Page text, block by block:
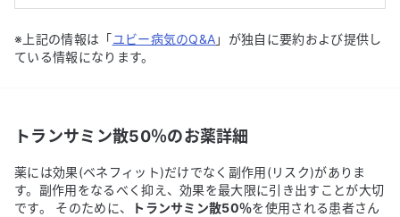
※上記の情報は「ユビー病気のQ&A」が独自に要約および提供し
ている情報になります。
トランサミン散50％のお薬詳細
薬には効果(ベネフィット)だけでなく副作用(リスク)がありま
す。副作用をなるべく抑え、効果を最大限に引き出すことが大切
です。 そのために、
トランサミン散50％を使用される患者さん